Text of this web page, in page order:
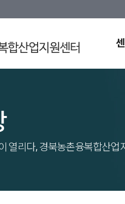
열리다, 경북농촌융복합산업